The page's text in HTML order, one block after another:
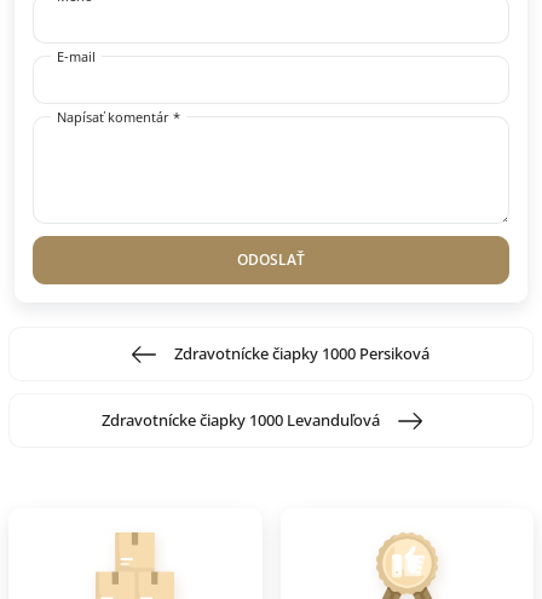
E-mail
Napísať komentár *
ODOSLAŤ
Zdravotnícke čiapky 1000 Persiková
Zdravotnícke čiapky 1000 Levanduľová